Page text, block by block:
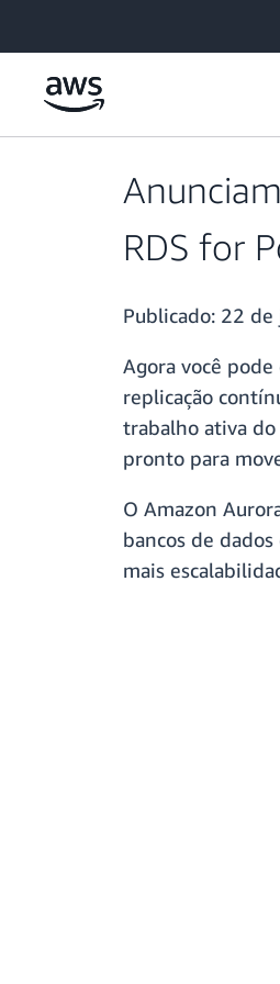
RDS for
Publicado: 22 de
Agora você pode
replicação
trabalho ativa do
pronto para
O Amazon
bancos de
mais